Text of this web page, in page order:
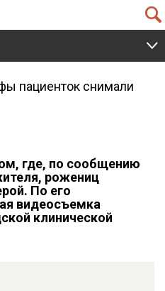
Q
V
пациенток снимали
где, по сообщению
рожениц
По его
видеосъемка
клинической